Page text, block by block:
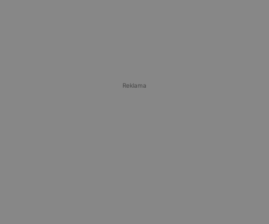
Reklama